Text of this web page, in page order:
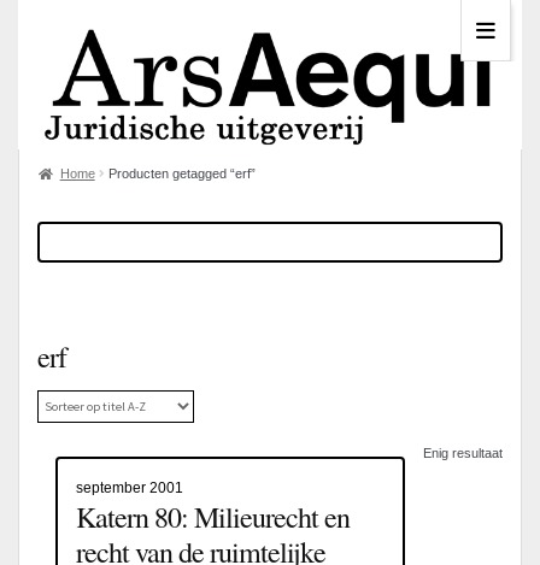
Home Producten getagged “erf”
erf
Enig resultaat
september 2001
Katern 80: Milieurecht en
recht van de ruimtelijke